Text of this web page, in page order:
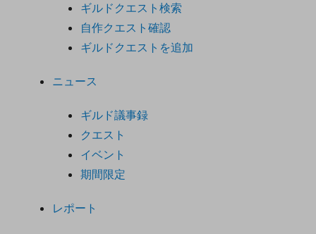
ギルドクエスト検索
自作クエスト確認
ギルドクエストを追加
ニュース
ギルド議事録
クエスト
イベント
期間限定
レポート